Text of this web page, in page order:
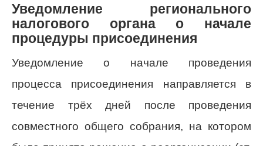
Уведомление регионального
налогового органа о начале
процедуры присоединения
Уведомление о начале проведения
процесса присоединения направляется в
течение трёх дней после проведения
совместного общего собрания, на котором